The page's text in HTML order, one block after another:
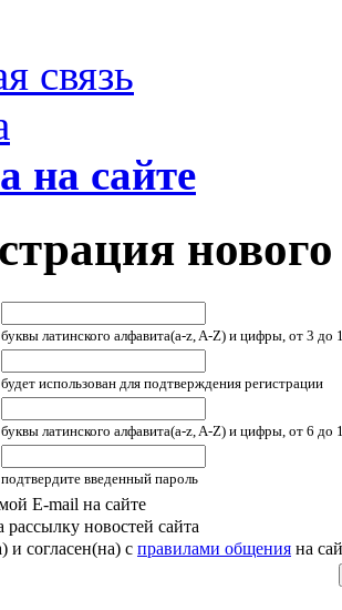
связь
на сайте
буквы латинского алфавита(a-z, A-Z) и цифры, от 3 до
будет использован для подтверждения регистрации
буквы латинского алфавита(a-z, A-Z) и цифры, от 6 до
подтвердите введенный пароль
E-mail на сайте
рассылку новостей сайта
и согласен(на) с правилами общения на